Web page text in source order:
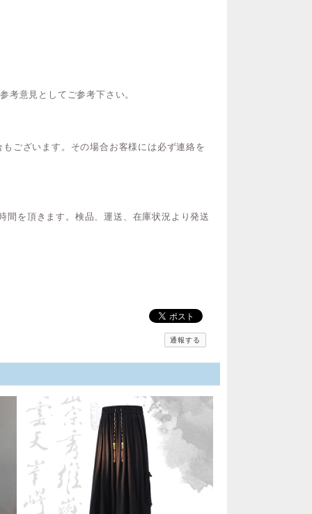
考意見としてご参考下さい。
ございます。その場合お客様には必ず連絡を
間を頂きます。検品、運送、在庫状況より発送
通報する